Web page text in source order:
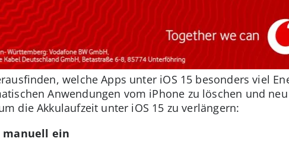
welche Apps unter iOS 15 besonders viel
Anwendungen vom iPhone zu löschen und neu
die Akkulaufzeit unter iOS 15 zu verlängern:
manuell ein